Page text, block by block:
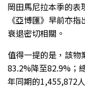
岡田馬尼拉本季的表
《亞博匯》早前亦
衰退密切相關。
值得一提的是，該物
83.2%降至82.9%；
年同期的1,455,872